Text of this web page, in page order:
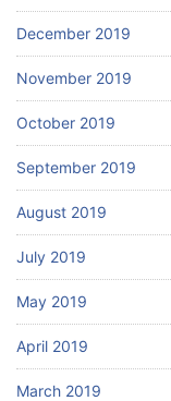
December 2019
November 2019
October 2019
September 2019
August 2019
July 2019
May 2019
April 2019
March 2019